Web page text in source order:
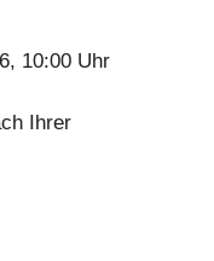
10:00 Uhr
Ihrer